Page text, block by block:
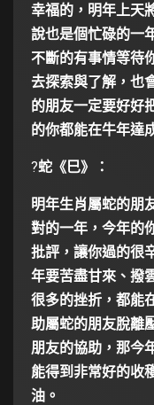
幸福的，明年上天
說也是個忙碌的一
不斷的有事情等待
去探索與了解，也
的朋友一定要好好
的你都能在牛年達
?蛇《巳》：
明年生肖屬蛇的朋
對的一年，今年的
批評，讓你過的很
年要苦盡甘來、撥
很多的挫折，都能
助屬蛇的朋友脫離
朋友的協助，那今
能得到非常好的收
油。